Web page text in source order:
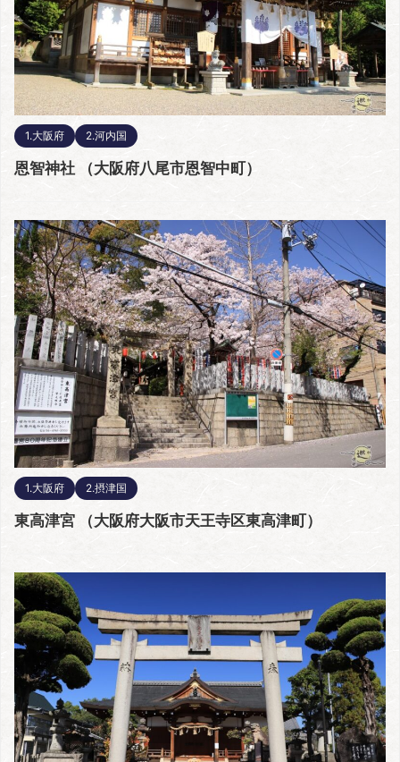
1.大阪府 2.河内国
恩智神社 （大阪府八尾市恩智中町）
1.大阪府 2.摂津国
東高津宮 （大阪府大阪市天王寺区東高津町）